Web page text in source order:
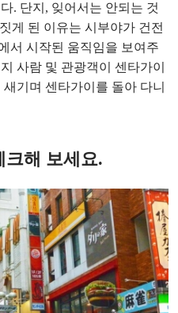
. 단지, 잊어서는 안되는 것
게 된 이유는 시부야가 건전
서 시작된 움직임을 보여주
사람 및 관광객이 센타가이
기며 센타가이를 돌아 다니
해 보세요.